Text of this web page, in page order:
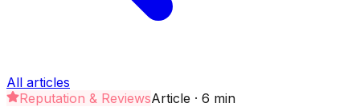
All articles
Reputation & ReviewsArticle · 6 min